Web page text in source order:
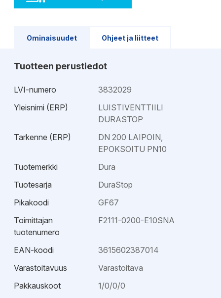
Ominaisuudet Ohjeet ja liitteet
Tuotteen perustiedot
LVI-numero
3832029
Yleisnimi (ERP)
LUISTIVENTTIILI
DURASTOP
Tarkenne (ERP)
DN 200 LAIPOIN,
EPOKSOITU PN10
Tuotemerkki
Dura
Tuotesarja
DuraStop
Pikakoodi
GF67
Toimittajan
tuotenumero
F2111-0200-E10SNA
EAN-koodi
3615602387014
Varastoitavuus
Varastoitava
Pakkauskoot
1/0/0/0